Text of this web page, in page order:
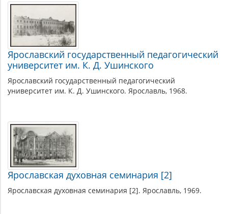
Ярославский государственный педагогический
университет им. К. Д. Ушинского
Ярославский государственный педагогический
университет им. К. Д. Ушинского. Ярославль, 1968.
Ярославская духовная семинария [2]
Ярославская духовная семинария [2]. Ярославль, 1969.